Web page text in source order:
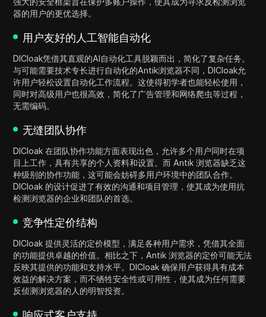
器的用户的更优选择。
用户友好的人工智能自动化
DICloak凭借其直观的AI自动化工具脱颖而出，简化了复杂任务。
与可能需要技术专长进行自动化的Antik浏览器不同，DICloak允
许用户轻松设置自动化工作流程。这使得初学者也能轻松使用，
同时对高级用户也很高效，简化了广告管理和网络爬虫等过程，
无需编码。
无缝团队协作
DICloak 在团队协作功能方面表现出色，允许多个用户同时在项
目上工作，具有共享的个人资料和设置。而 Antik 浏览器缺乏这
种级别的协作功能，这可能会妨碍多用户环境中的团队合作。
DICloak 的设计促进了有效的沟通和项目管理，使其成为使用抗
检测浏览器的企业和团队的首选。
竞争性定价结构
DICloak 提供灵活的定价模型，满足各种用户需求，凭借其全面
的功能提供卓越的价值。相比之下，Antik 浏览器的定价可能无法
反映其提供的功能和支持水平。DICloak 确保用户获得具有成本
效益的解决方案，而不牺牲安全性或可用性，使其成为任何需要
反侦测浏览器的人的明智投资。